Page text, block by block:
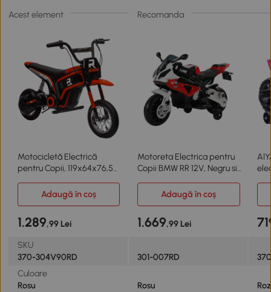
Acest element Recomanda
Motocicletă Electrică
pentru Copii, 119x64x76,5
Motoreta Electrica pentru
Copii BMW RR 12V, Negru si
Adaugă în coș Adaugă în coș
1.289,99 Lei 1.669,99 Lei
SKU
370-304V90RD
301-007RD
Culoare
Rosu
Rosu
Roz